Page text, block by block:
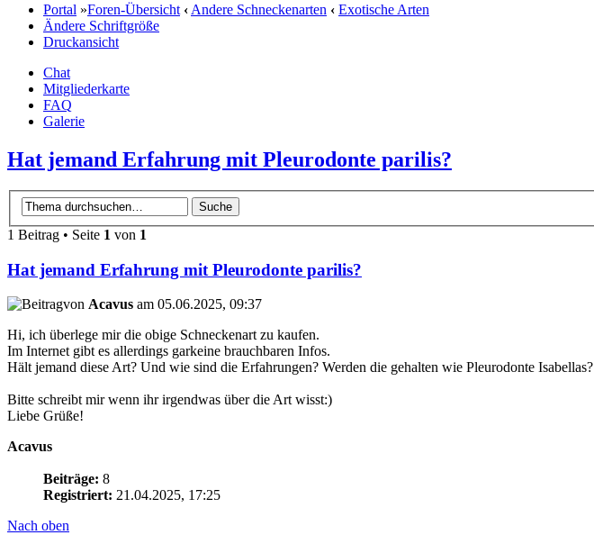
Portal »Foren-Übersicht ‹Andere Schneckenarten ‹ Exotische Arten
Ändere Schriftgröße
Druckansicht
Chat
Mitgliederkarte
FAQ
Galerie
Hat jemand Erfahrung mit Pleurodonte parilis?
1 Beitrag • Seite 1 von 1
Hat jemand Erfahrung mit Pleurodonte parilis?
von Acavus am 05.06.2025, 09:37
Hi, ich überlege mir die obige Schneckenart zu kaufen.
Im Internet gibt es allerdings garkeine brauchbaren Infos.
Hält jemand diese Art? Und wie sind die Erfahrungen? Werden die gehalten wie Pleurodonte Isabellas?
Bitte schreibt mir wenn ihr irgendwas über die Art wisst:)
Liebe Grüße!
Acavus
Beiträge: 8
Registriert: 21.04.2025, 17:25
Nach oben